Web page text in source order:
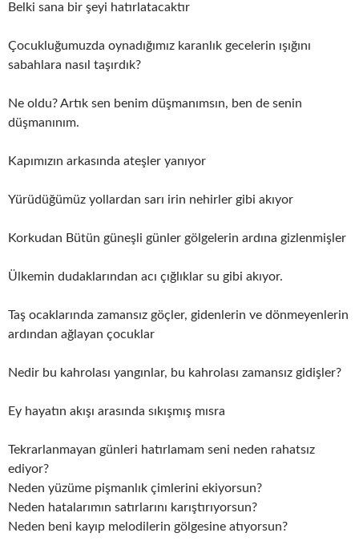
Belki sana bir şeyi hatırlatacaktır
Çocukluğumuzda oynadığımız karanlık gecelerin ışığını
sabahlara nasıl taşırdık?
Ne oldu? Artık sen benim düşmanımsın, ben de senin
düşmanınım.
Kapımızın arkasında ateşler yanıyor
Yürüdüğümüz yollardan sarı irin nehirler gibi akıyor
Korkudan Bütün güneşli günler gölgelerin ardına gizlenmişler
Ülkemin dudaklarından acı çığlıklar su gibi akıyor.
Taş ocaklarında zamansız göçler, gidenlerin ve dönmeyenlerin
ardından ağlayan çocuklar
Nedir bu kahrolası yangınlar, bu kahrolası zamansız gidişler?
Ey hayatın akışı arasında sıkışmış mısra
Tekrarlanmayan günleri hatırlamam seni neden rahatsız
ediyor?
Neden yüzüme pişmanlık çimlerini ekiyorsun?
Neden hatalarımın satırlarını karıştırıyorsun?
Neden beni kayıp melodilerin gölgesine atıyorsun?